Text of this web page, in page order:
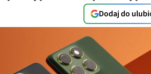
Dodaj do